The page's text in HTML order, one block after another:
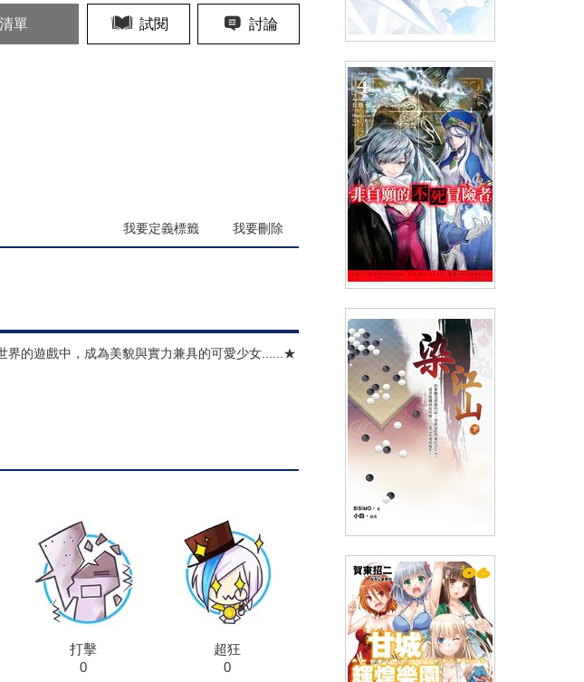
單 試閱 討論
我要定義標籤 我要刪除
的遊戲中，成為美貌與實力兼具的可愛少女......★
打擊
0
超狂
0
輕小說在地下城尋求邂逅是否搞
錯了什麼(09)
NT$240 90折 NT$216 (USD7.17)
NT$230 90折 NT$207 (USD
小說 染江山(下)
NT$240 90折 NT$216 (USD7.17)